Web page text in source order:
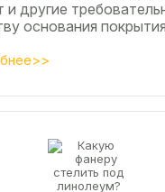
и другие
основания
лагам или...